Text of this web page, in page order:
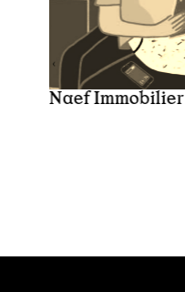
Naef Immobilier